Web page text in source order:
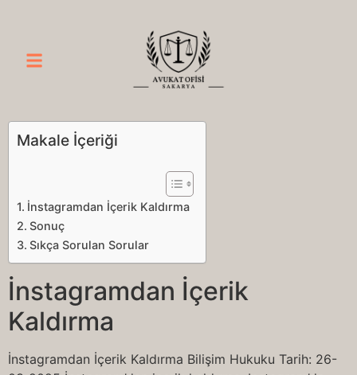
Makale İçeriği
İnstagramdan İçerik Kaldırma
Sonuç
Sıkça Sorulan Sorular
İnstagramdan İçerik
Kaldırma
İnstagramdan İçerik Kaldırma Bilişim Hukuku Tarih: 26-